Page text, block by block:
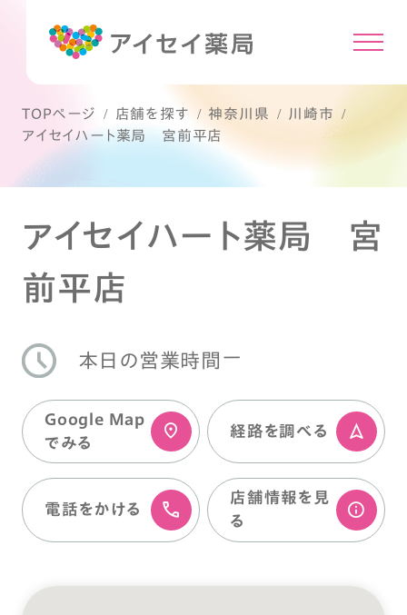
TOPページ 店舗を探す 神奈川県
川崎市
アイセイハート薬局 宮前平店
アイセイハート薬局 宮
前平店
本日の営業時間 ー
Google Map
でみる
経路を調べる
電話をかける
店舗情報を⾒
る